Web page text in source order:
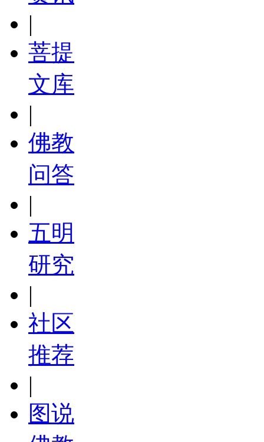
|
菩提
文库
|
佛教
问答
|
五明
研究
|
社区
推荐
|
图说